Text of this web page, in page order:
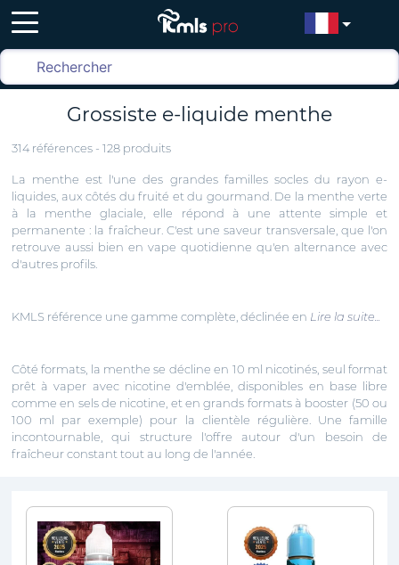
Grossiste e-liquide menthe
314 références - 128 produits
La menthe est l'une des grandes familles socles du rayon e-
liquides, aux côtés du fruité et du gourmand. De la menthe verte
à la menthe glaciale, elle répond à une attente simple et
permanente : la fraîcheur. C'est une saveur transversale, que l'on
retrouve aussi bien en vape quotidienne qu'en alternance avec
d'autres profils.
KMLS référence une gamme complète, déclinée en Lire la suite...
Côté formats, la menthe se décline en 10 ml nicotinés, seul format
prêt à vaper avec nicotine d'emblée, disponibles en base libre
comme en sels de nicotine, et en grands formats à booster (50 ou
100 ml par exemple) pour la clientèle régulière. Une famille
incontournable, qui structure l'offre autour d'un besoin de
fraîcheur constant tout au long de l'année.